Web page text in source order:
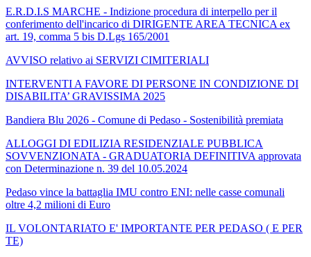
E.R.D.I.S MARCHE - Indizione procedura di interpello per il
conferimento dell'incarico di DIRIGENTE AREA TECNICA ex
art. 19, comma 5 bis D.Lgs 165/2001
AVVISO relativo ai SERVIZI CIMITERIALI
INTERVENTI A FAVORE DI PERSONE IN CONDIZIONE DI
DISABILITA’ GRAVISSIMA 2025
Bandiera Blu 2026 - Comune di Pedaso - Sostenibilità premiata
ALLOGGI DI EDILIZIA RESIDENZIALE PUBBLICA
SOVVENZIONATA - GRADUATORIA DEFINITIVA approvata
con Determinazione n. 39 del 10.05.2024
Pedaso vince la battaglia IMU contro ENI: nelle casse comunali
oltre 4,2 milioni di Euro
IL VOLONTARIATO E' IMPORTANTE PER PEDASO ( E PER
TE)